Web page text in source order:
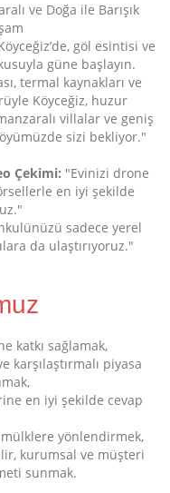
ve Doğa ile Barışık
göl esintisi ve
güne başlayın.
termal kaynakları ve
Köyceğiz, huzur
villalar ve geniş
sizi bekliyor."
Çekimi: "Evinizi drone
en iyi şekilde
sadece yerel
da ulaştırıyoruz."
katkı sağlamak,
karşılaştırmalı piyasa
en iyi şekilde cevap
mülklere yönlendirmek,
kurumsal ve müşteri
sunmak.